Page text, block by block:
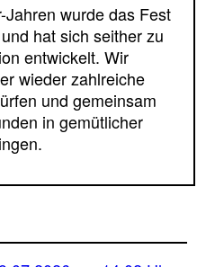
wurde das Fest
hat sich seither zu
entwickelt. Wir
wieder zahlreiche
und gemeinsam
in gemütlicher